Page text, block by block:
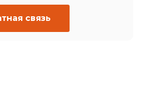
связь